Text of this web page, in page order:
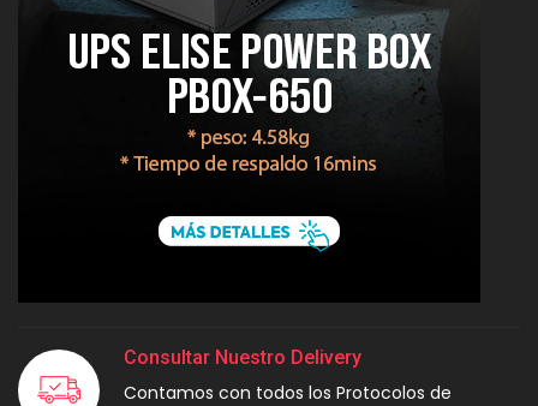
Consultar Nuestro Delivery
Contamos con todos los Protocolos de